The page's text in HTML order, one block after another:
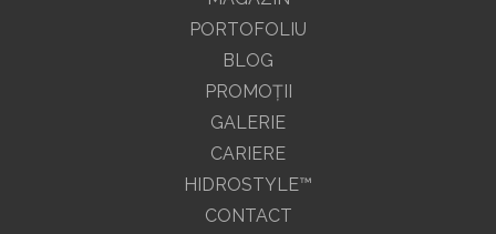
PORTOFOLIU
BLOG
PROMOŢII
GALERIE
CARIERE
HIDROSTYLE™
CONTACT